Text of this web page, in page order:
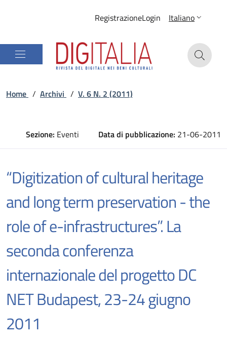
RegistrazioneLogin Italiano
Home / Archivi / V. 6 N. 2 (2011)
Sezione: Eventi Data di pubblicazione: 21-06-2011
“Digitization of cultural heritage
and long term preservation - the
role of e-infrastructures”. La
seconda conferenza
internazionale del progetto DC
NET Budapest, 23-24 giugno
2011